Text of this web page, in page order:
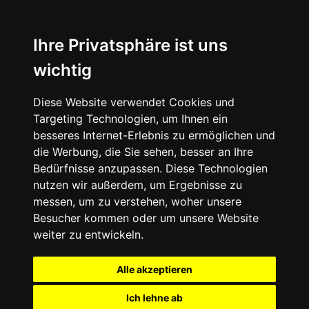
Ihre Privatsphäre ist uns
wichtig
Diese Website verwendet Cookies und
Targeting Technologien, um Ihnen ein
besseres Internet-Erlebnis zu ermöglichen und
die Werbung, die Sie sehen, besser an Ihre
Bedürfnisse anzupassen. Diese Technologien
nutzen wir außerdem, um Ergebnisse zu
messen, um zu verstehen, woher unsere
Besucher kommen oder um unsere Website
weiter zu entwickeln.
Alle akzeptieren
Ich lehne ab